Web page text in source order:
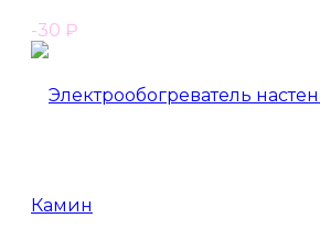
-30 ₽